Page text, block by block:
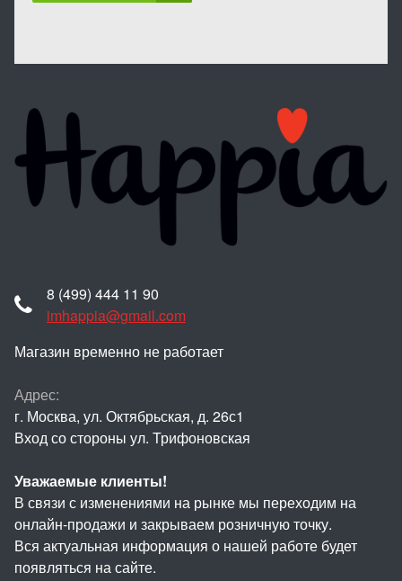
8 (499) 444 11 90
imhappia@gmail.com
Магазин временно не работает
Адрес:
г. Москва, ул. Октябрьская, д. 26с1
Вход со стороны ул. Трифоновская
Уважаемые клиенты!
В связи с изменениями на рынке мы переходим на
онлайн-продажи и закрываем розничную точку.
Вся актуальная информация о нашей работе будет
появляться на сайте.